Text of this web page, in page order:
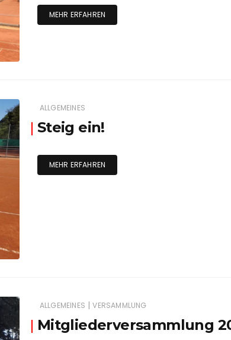
MEHR ERFAHREN
ALLGEMEINES
Steig ein!
MEHR ERFAHREN
ALLGEMEINES | VERSAMMLUNG
Mitgliederversammlung